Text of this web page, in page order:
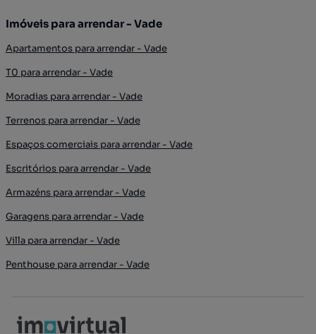
Imóveis para arrendar - Vade
Apartamentos para arrendar - Vade
T0 para arrendar - Vade
Moradias para arrendar - Vade
Terrenos para arrendar - Vade
Espaços comerciais para arrendar - Vade
Escritórios para arrendar - Vade
Armazéns para arrendar - Vade
Garagens para arrendar - Vade
Villa para arrendar - Vade
Penthouse para arrendar - Vade